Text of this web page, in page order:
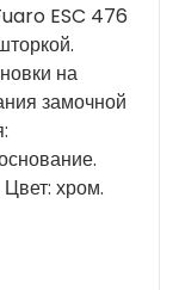
ESC 476
на
замочной
хром.